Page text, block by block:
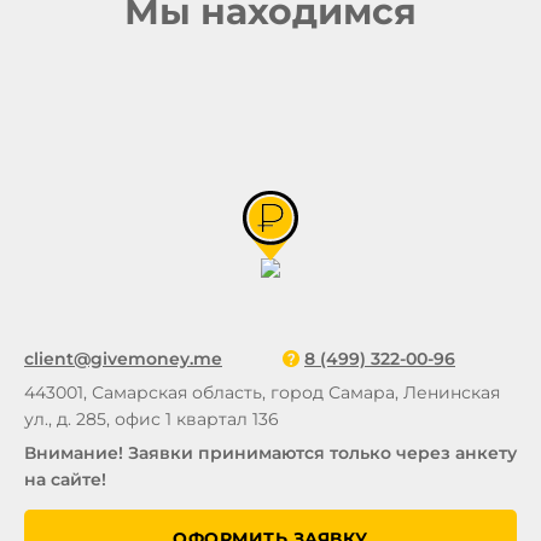
Мы находимся
client@givemoney.me
8 (499) 322-00-96
443001, Самарская область, город Самара, Ленинская
ул., д. 285, офис 1 квартал 136
Внимание! Заявки принимаются только через анкету
на сайте!